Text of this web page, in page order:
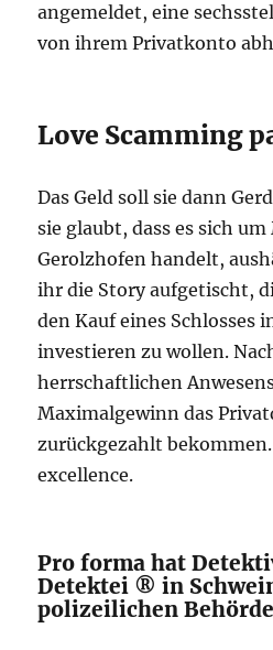
angemeldet, eine
von ihrem Privatkonto
Love Scamming
Das Geld soll sie dann
sie glaubt, dass es sich
Gerolzhofen handelt,
ihr die Story aufgetischt,
den Kauf eines Schlosses
investieren zu wollen.
herrschaftlichen
Maximalgewinn das
zurückgezahlt
excellence.
Pro forma hat
Detektei ® in
polizeilichen